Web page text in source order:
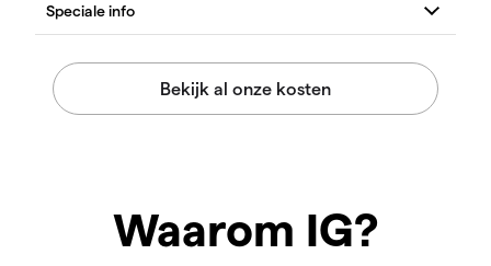
Waarom IG?